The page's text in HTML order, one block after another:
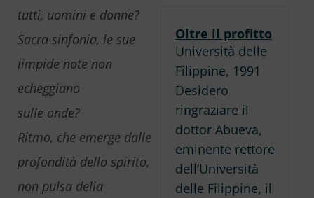
tutti, uomini e donne?
Sacra sinfonia, le sue
limpide note non
echeggiano
sulle onde?
Ritmo, che emerge dalle
profondità dello spirito,
non pulsa della
Oltre il profitto
Università delle
Filippine, 1991
Desidero
ringraziare il
dottor Abueva,
eminente rettore
dell’Università
delle Filippine, il